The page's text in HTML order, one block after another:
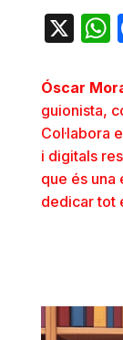
X
Óscar
guionista,
Col·labora
i digitals
que és una
dedicar tot